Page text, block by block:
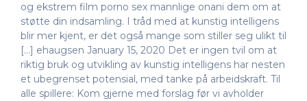
og ekstrem film porno sex mannlige onani dem om at
støtte din indsamling. I tråd med at kunstig intelligens
blir mer kjent, er det også mange som stiller seg ulikt til
[…] ehaugsen January 15, 2020 Det er ingen tvil om at
riktig bruk og utvikling av kunstig intelligens har nesten
et ubegrenset potensial, med tanke på arbeidskraft. Til
alle spillere: Kom gjerne med forslag før vi avholder